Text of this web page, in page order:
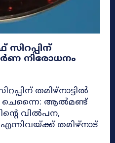
നിരോധനം
തമിഴ്നാട്ടില്‍
വിൽപന,
തമിഴ്നാട്